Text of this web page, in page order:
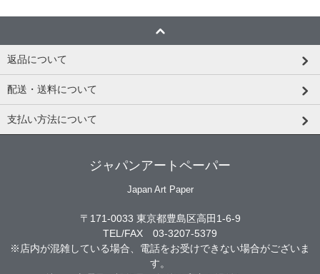
返品について
配送・送料について
支払い方法について
ジャパンアートペーパー
Japan Art Paper
〒171-0033 東京都豊島区高田1-6-9
TEL/FAX 03-3207-5379
※店内が混雑している場合、電話をお受けできない場合がございま
す。